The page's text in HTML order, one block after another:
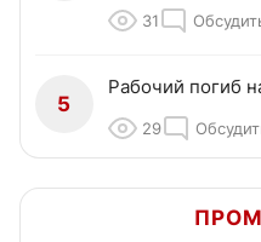
31
5
Рабочий погиб
29